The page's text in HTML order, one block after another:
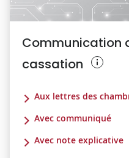
Communication
cassation
Aux lettres des
Avec communiqué
Avec note explicative